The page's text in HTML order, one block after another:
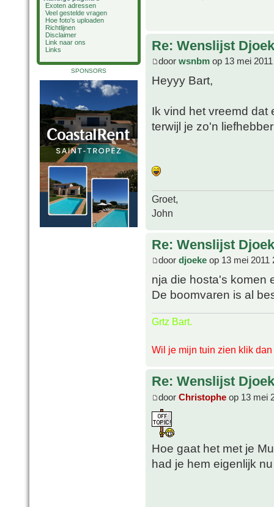
Exoten adressen
Veel gestelde vragen
Hoe foto's uploaden
Richtlijnen
Disclaimer
Link naar ons
Links
SPONSORS
Re: Wenslijst
door wsnbm op 13 mei
Heyyy Bart,
Ik vind het vreemd dat
terwijl je zo'n
Groet,
John
Re: Wenslijst
door djoeke op 13 mei 2011
nja die hosta's komen
De boomvaren is al
Grtz Bart.
Wil je mijn tuin zien klik dan
Re: Wenslijst
door Christophe op 13 mei
Hoe gaat het met je
had je hem eigenlijk